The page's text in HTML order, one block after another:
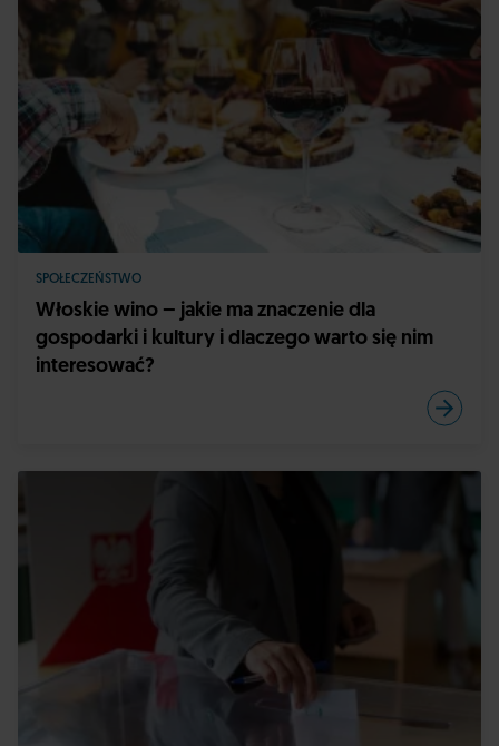
SPOŁECZEŃSTWO
Włoskie wino – jakie ma znaczenie dla
gospodarki i kultury i dlaczego warto się nim
interesować?